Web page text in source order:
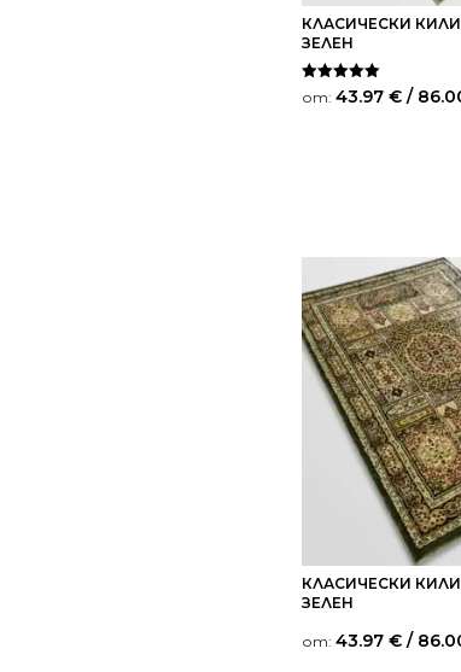
КЛАСИЧЕСКИ
ЗЕЛЕН
Оценено на
5.00
от: 43.97 € /
КЛАСИЧЕСКИ
ЗЕЛЕН
от: 43.97 € /